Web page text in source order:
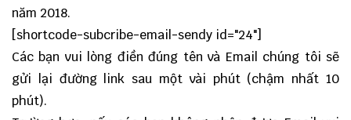
năm 2018.
[shortcode-subcribe-email-sendy id="24"]
Các bạn vui lòng điền đúng tên và Email chúng tôi sẽ
gửi lại đường link sau một vài phút (chậm nhất 10
phút).